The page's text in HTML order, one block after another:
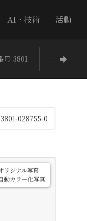
AI・技術 活動
号 3801 −
3801-028755-0
リジナル写真
動カラー化写真